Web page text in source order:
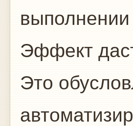
Эффект
Это